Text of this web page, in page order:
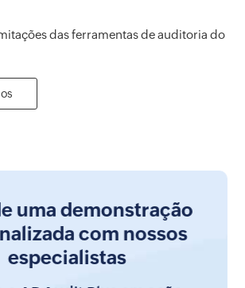
das ferramentas de auditoria do
uma demonstração
com nossos
especialistas